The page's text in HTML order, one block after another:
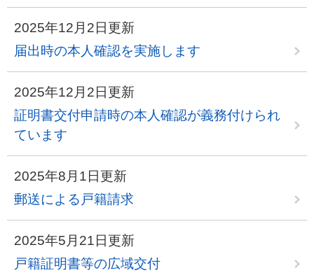
2025年12月2日更新
届出時の本人確認を実施します
2025年12月2日更新
証明書交付申請時の本人確認が義務付けられ
ています
2025年8月1日更新
郵送による戸籍請求
2025年5月21日更新
戸籍証明書等の広域交付